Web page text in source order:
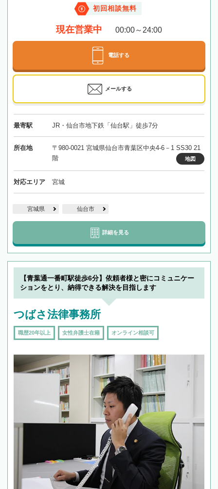
初回相談無料
現在営業中 00:00～24:00
電話する
メールする
最寄駅 JR・仙台市地下鉄「仙台駅」徒歩7分
所在地
〒980-0021 宮城県仙台市青葉区中央4-6－1 SS30 21
階
地図
対応エリア 宮城
宮城県 仙台市
詳細を見る
【青葉通一番町駅徒歩6分】依頼者様と密にコミュニケー
ションをとり、納得できる解決を目指します
つばさ法律事務所
職歴20年以上 女性弁護士在籍 オンライン相談可